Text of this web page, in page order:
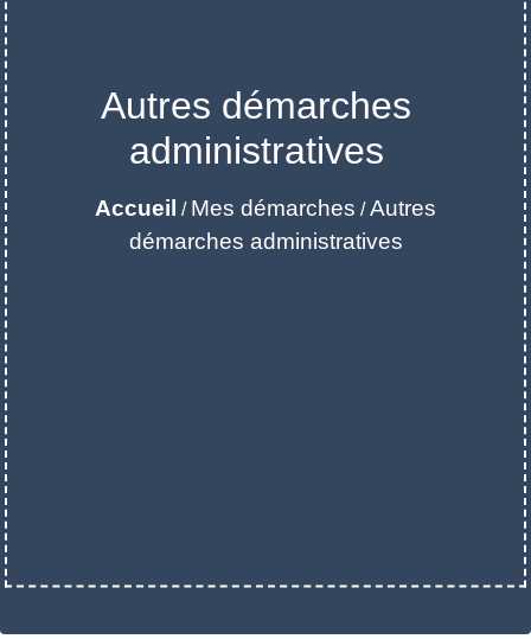
Autres démarches
administratives
Accueil / Mes démarches /Autres
démarches administratives